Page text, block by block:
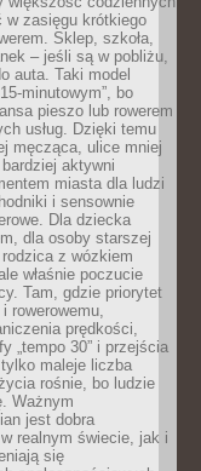
w zasięgu krótkiego
Sklep, szkoła,
– jeśli są w pobliżu,
auta. Taki model
minutowym”, bo
pieszo lub rowerem
usług. Dzięki temu
męcząca, ulice mniej
aktywni
miasta dla ludzi
i sensownie
Dla dziecka
dla osoby starszej
z wózkiem
właśnie poczucie
Tam, gdzie priorytet
rowerowemu,
prędkości,
„tempo 30” i przejścia
maleje liczba
rośnie, bo ludzie
Ważnym
jest dobra
realnym świecie, jak i
się